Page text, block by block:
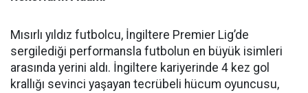
Mısırlı yıldız futbolcu, İngiltere Premier Lig’de
sergilediği performansla futbolun en büyük isimleri
arasında yerini aldı. İngiltere kariyerinde 4 kez gol
krallığı sevinci yaşayan tecrübeli hücum oyuncusu,